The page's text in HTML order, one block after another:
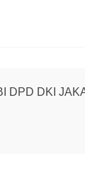
DPD DKI